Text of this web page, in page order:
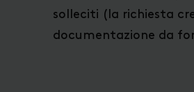
solleciti (la richiesta
documentazione da